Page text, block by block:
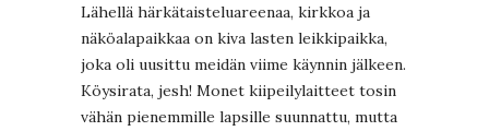
Lähellä härkätaisteluareenaa, kirkkoa ja
näköalapaikkaa on kiva lasten leikkipaikka,
joka oli uusittu meidän viime käynnin jälkeen.
Köysirata, jesh! Monet kiipeilylaitteet tosin
vähän pienemmille lapsille suunnattu, mutta